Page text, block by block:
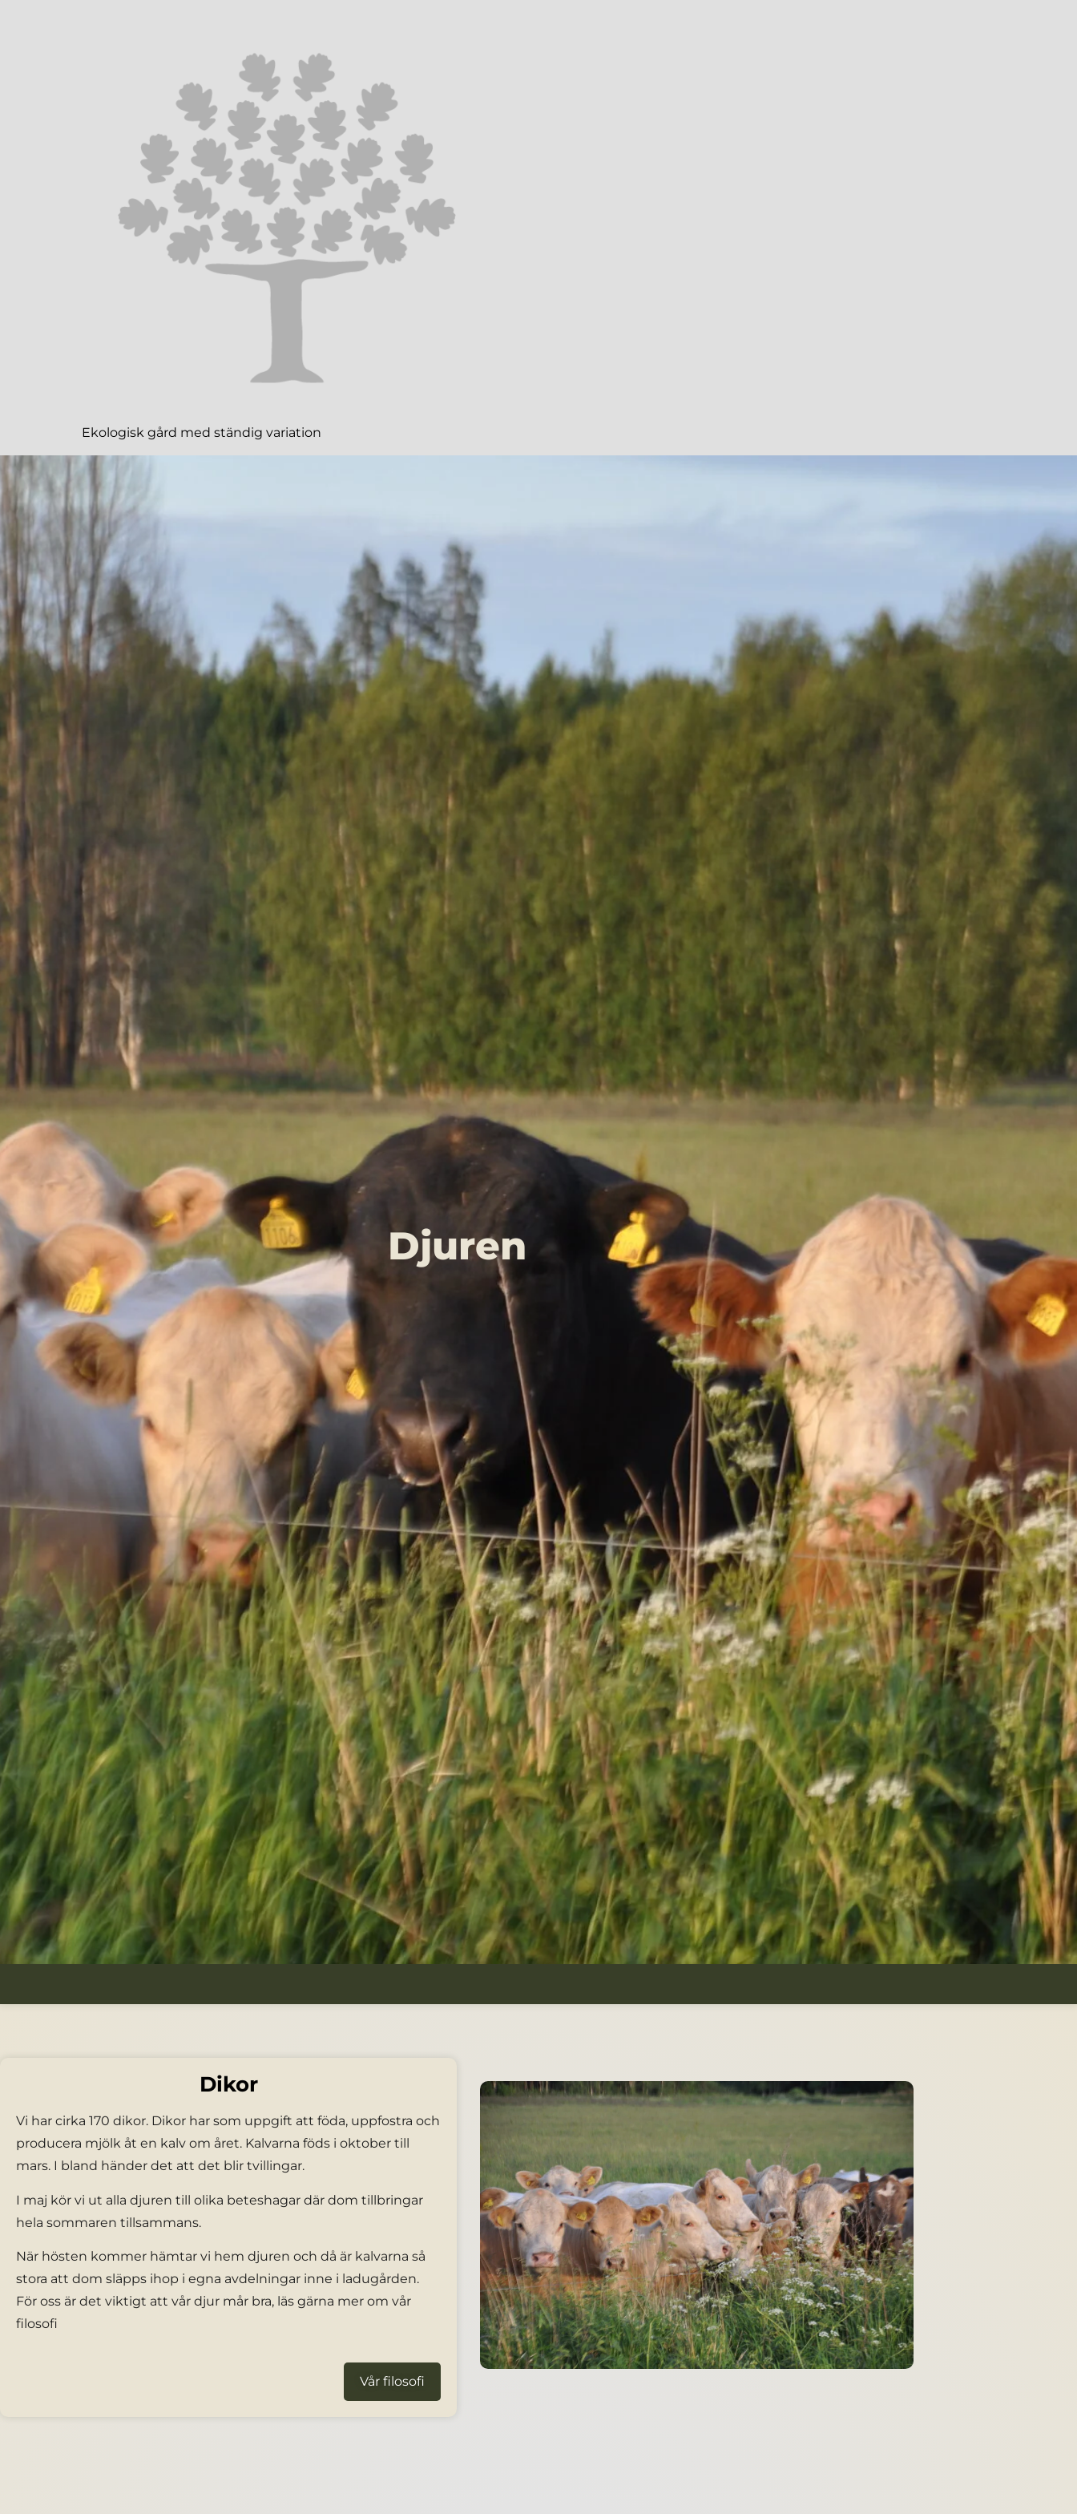
Ekologisk gård med ständig variation
Djuren
Dikor
Vi har cirka 170 dikor. Dikor har som uppgift att föda, uppfostra och
producera mjölk åt en kalv om året. Kalvarna föds i oktober till
mars. I bland händer det att det blir tvillingar.
I maj kör vi ut alla djuren till olika beteshagar där dom tillbringar
hela sommaren tillsammans.
När hösten kommer hämtar vi hem djuren och då är kalvarna så
stora att dom släpps ihop i egna avdelningar inne i ladugården.
För oss är det viktigt att vår djur mår bra, läs gärna mer om vår
filosofi
Vår filosofi